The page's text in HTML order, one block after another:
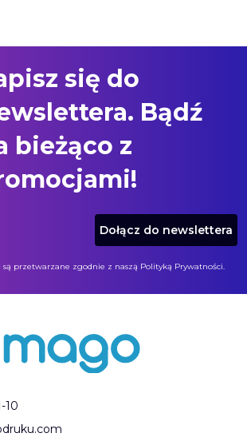
się do
Bądź
bieżąco z
Dołącz do newslettera
są przetwarzane zgodnie z naszą Polityką Prywatności.
10